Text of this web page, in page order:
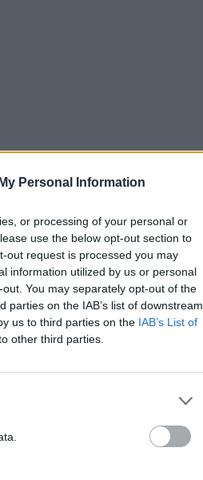
Personal Information
or processing of your personal or
use the below opt-out section to
out request is processed you may
information utilized by us or personal
You may separately opt-out of the
on the IAB’s list of downstream
us to third parties on the IAB’s List of
other third parties.